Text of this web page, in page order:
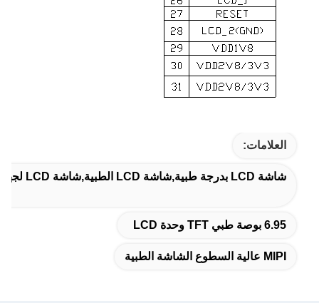
العلامات:
شاشة LCD بدرجة طبية,شاشة LCD الطبية,شاشة LCD لجهاز طبي
6.95 بوصة طبي TFT وحدة LCD
MIPI عالية السطوع الشاشة الطبية